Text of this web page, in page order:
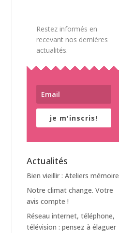
Restez informés en
recevant nos dernières
actualités.
je m'inscris!
Actualités
Bien vieillir : Ateliers mémoire
Notre climat change. Votre
avis compte !
Réseau internet, téléphone,
télévision : pensez à élaguer